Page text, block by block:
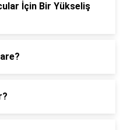
İçin Bir Yükseliş